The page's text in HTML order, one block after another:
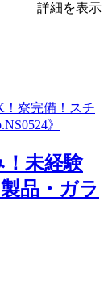
詳細を表示
！未経験
品・ガラ